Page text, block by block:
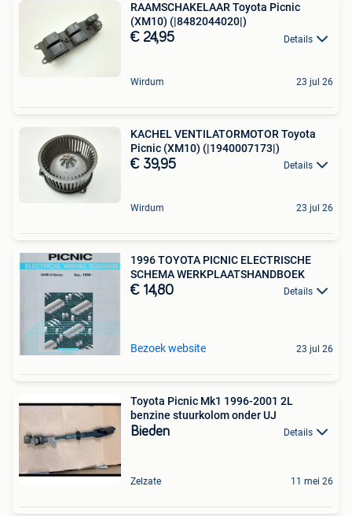
RAAMSCHAKELAAR Toyota Picnic
(XM10) (|8482044020|)
€ 24,95 Details
Wirdum 23 jul 26
KACHEL VENTILATORMOTOR Toyota
Picnic (XM10) (|1940007173|)
€ 39,95 Details
Wirdum 23 jul 26
1996 TOYOTA PICNIC ELECTRISCHE
SCHEMA WERKPLAATSHANDBOEK
€ 14,80 Details
Bezoek website 23 jul 26
Toyota Picnic Mk1 1996-2001 2L
benzine stuurkolom onder UJ
Bieden Details
Zelzate 11 mei 26